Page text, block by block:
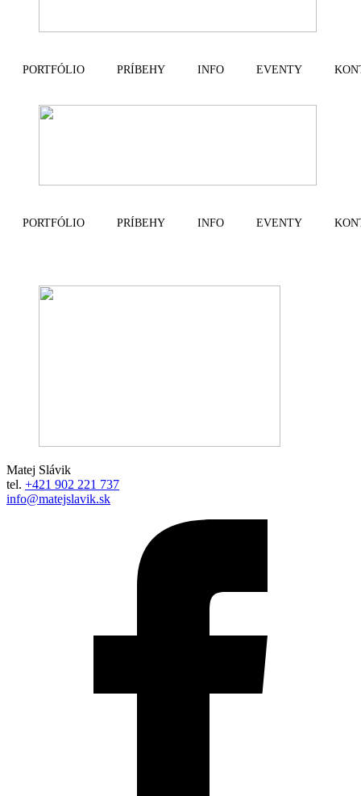
PORTFÓLIO PRÍBEHY INFO EVENTY
PORTFÓLIO PRÍBEHY INFO EVENTY
Matej Slávik
tel. +421 902 221 737
info@matejslavik.sk